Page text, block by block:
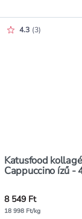
Katusfood
Cappuccino ízű -
Értékelés pontszáma:
4.3 (3)
8 549 Ft
18 998 Ft/kg